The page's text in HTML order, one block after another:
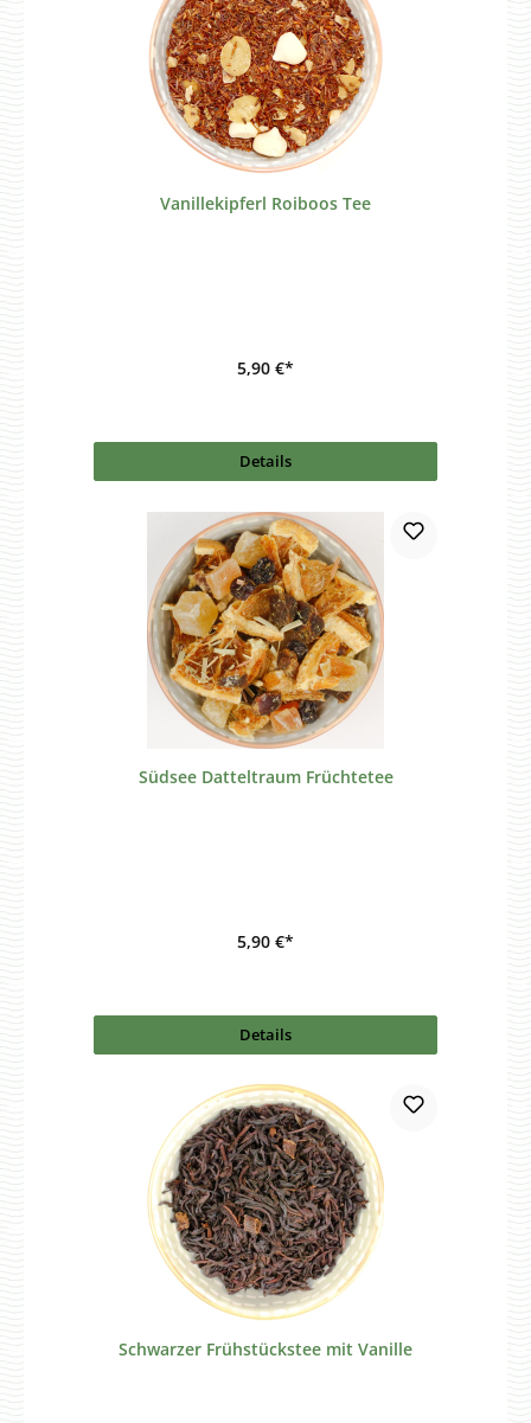
Vanillekipferl Roiboos Tee
5,90 €*
Details
Südsee Datteltraum Früchtetee
5,90 €*
Details
Schwarzer Frühstückstee mit Vanille